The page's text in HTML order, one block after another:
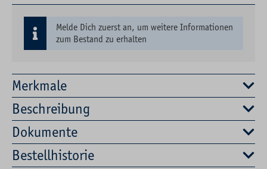
Merkmale
Beschreibung
Dokumente
Bestellhistorie
Melde Dich zuerst an, um weitere Informationen
zum Bestand zu erhalten